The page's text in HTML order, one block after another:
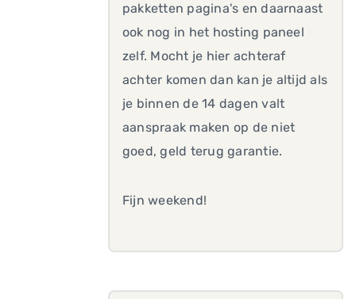
pakketten pagina's en daarnaast
ook nog in het hosting paneel
zelf. Mocht je hier achteraf
achter komen dan kan je altijd als
je binnen de 14 dagen valt
aanspraak maken op de niet
goed, geld terug garantie.
Fijn weekend!